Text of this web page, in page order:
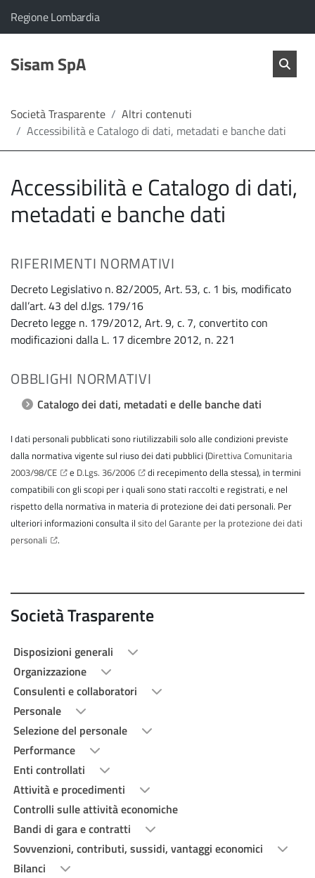
Home
Servizi
Linea
Il comune di Sisam SpA appartiene a:
Regione Lombardia(Apre il link in una nuova scheda)
Sisam SpA salta
Società Trasparente
Altri contenuti
Accessibilità e Catalogo di dati, metadati e banche dati
Accessibilità e Catalogo di dati,
metadati e banche dati
RIFERIMENTI NORMATIVI
Decreto Legislativo n. 82/2005, Art. 53, c. 1 bis, modificato
dall’art. 43 del d.lgs. 179/16
Decreto legge n. 179/2012, Art. 9, c. 7, convertito con
modificazioni dalla L. 17 dicembre 2012, n. 221
OBBLIGHI NORMATIVI
Catalogo dei dati, metadati e delle banche dati
I dati personali pubblicati sono riutilizzabili solo alle condizioni previste
dalla normativa vigente sul riuso dei dati pubblici (Direttiva Comunitaria
2003/98/CE
e D.Lgs. 36/2006
di recepimento della stessa), in termini
compatibili con gli scopi per i quali sono stati raccolti e registrati, e nel
rispetto della normativa in materia di protezione dei dati personali. Per
ulteriori informazioni consulta il sito del Garante per la protezione dei dati
personali
.
Società Trasparente
Disposizioni generali
Organizzazione
Consulenti e collaboratori
Personale
Selezione del personale
Performance
Enti controllati
Attività e procedimenti
Controlli sulle attività economiche
Bandi di gara e contratti
Sovvenzioni, contributi, sussidi, vantaggi economici
Bilanci